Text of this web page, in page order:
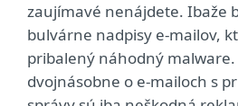
zaujímavé nenájdete. Ibaže
bulvárne nadpisy e-mailov,
pribalený náhodný malware.
dvojnásobne o e-mailoch s